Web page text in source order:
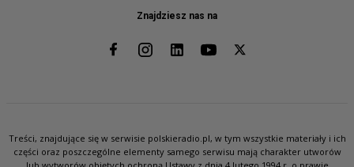
Znajdziesz nas na
Treści, znajdujące się w serwisie polskieradio.pl, w tym wszystkie materiały i ich
części oraz poszczególne elementy samego serwisu mają charakter utworów